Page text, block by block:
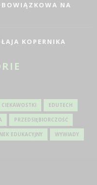
NA
KOPERNIKA
CIEKAWOSTKI EDUTECH
PRZEDSIĘBIORCZOŚĆ
EDUKACYJNY WYWIADY